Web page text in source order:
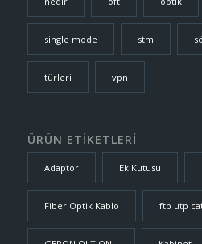
single mode stm
türleri vpn
ÜRÜN ETİKETLERİ
Adaptor Ek Kutusu
Fiber Optik Kablo ftp utp